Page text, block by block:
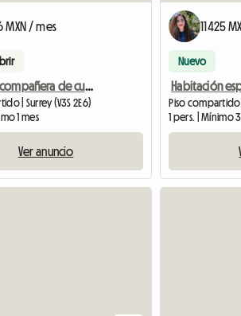
MXN / mes
Buscando compañera de cuarto femenina
| Surrey (V3S 2E6)
1 mes
Ver anuncio
11425
Nuevo
1 pers. | Mínimo